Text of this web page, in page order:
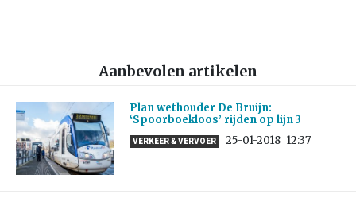
Aanbevolen artikelen
Plan wethouder De Bruijn:
‘Spoorboekloos’ rijden op lijn 3
VERKEER & VERVOER 25-01-2018 12:37